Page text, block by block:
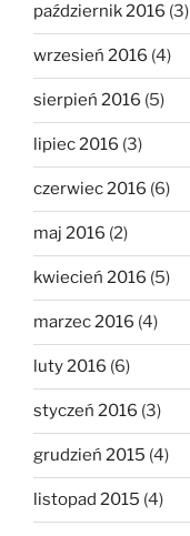
październik 2016 (3)
wrzesień 2016 (4)
sierpień 2016 (5)
lipiec 2016 (3)
czerwiec 2016 (6)
maj 2016 (2)
kwiecień 2016 (5)
marzec 2016 (4)
luty 2016 (6)
styczeń 2016 (3)
grudzień 2015 (4)
listopad 2015 (4)